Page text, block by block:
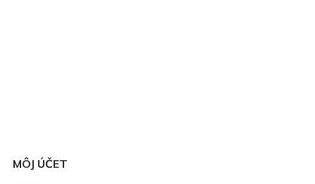
MÔJ ÚČET